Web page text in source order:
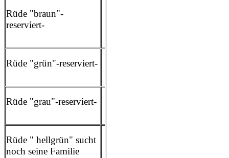
Rüde "braun"-
reserviert-
Rüde "grün"-reserviert-
Rüde "grau"-reserviert-
Rüde " hellgrün" sucht
noch seine Familie